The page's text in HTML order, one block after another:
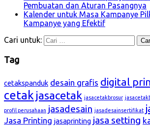
Pembuatan dan Aturan Pasangnya
Kalender untuk Masa Kampanye
Kampanye yang Efektif
Cari untuk:
Tag
cetakspanduk desain grafis digital
cetak jasacetak jasacetakbrosur
profil perusahaan jasadesain jasadesainsertifikat
Jasa Printing jasaprinting jasa setting